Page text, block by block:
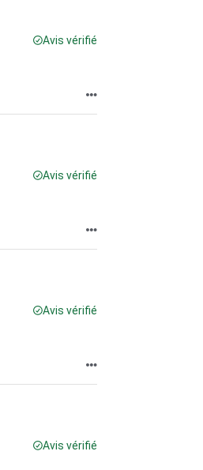
Avis vérifié
Avis vérifié
Avis vérifié
Avis vérifié